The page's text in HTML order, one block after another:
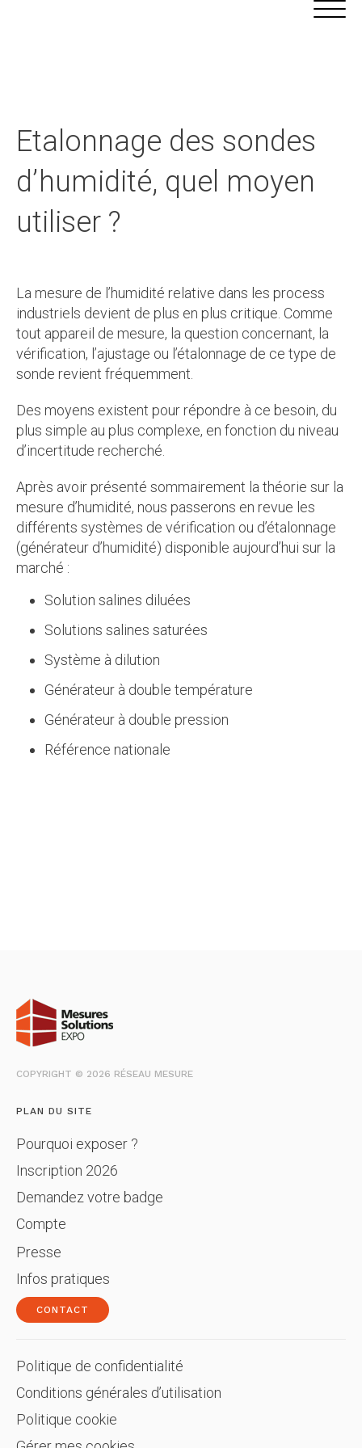
Etalonnage des sondes
d’humidité, quel moyen
utiliser ?
La mesure de l’humidité relative dans les process
industriels devient de plus en plus critique. Comme
tout appareil de mesure, la question concernant, la
vérification, l’ajustage ou l’étalonnage de ce type de
sonde revient fréquemment.
Des moyens existent pour répondre à ce besoin, du
plus simple au plus complexe, en fonction du niveau
d’incertitude recherché.
Après avoir présenté sommairement la théorie sur la
mesure d’humidité, nous passerons en revue les
différents systèmes de vérification ou d’étalonnage
(générateur d’humidité) disponible aujourd’hui sur la
marché :
Solution salines diluées
Solutions salines saturées
Système à dilution
Générateur à double température
Générateur à double pression
Référence nationale
COPYRIGHT © 2026 RÉSEAU MESURE
PLAN DU SITE
Pourquoi exposer ?
Inscription 2026
Demandez votre badge
Compte
Presse
Infos pratiques
CONTACT
Politique de confidentialité
Conditions générales d’utilisation
Politique cookie